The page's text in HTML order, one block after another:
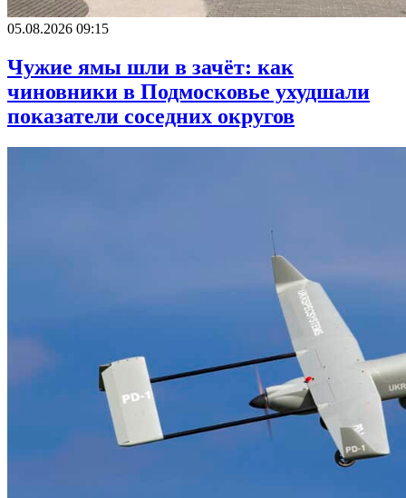
05.08.2026 09:15
Чужие ямы шли в зачёт: как
чиновники в Подмосковье ухудшали
показатели соседних округов